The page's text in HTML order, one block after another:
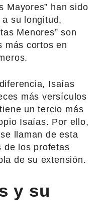
Mayores” han sido
su longitud,
Menores” son
más cortos en
Isaías
más versículos
un tercio más
Isaías. Por ello,
llaman de esta
de los profetas
de su extensión.
y su